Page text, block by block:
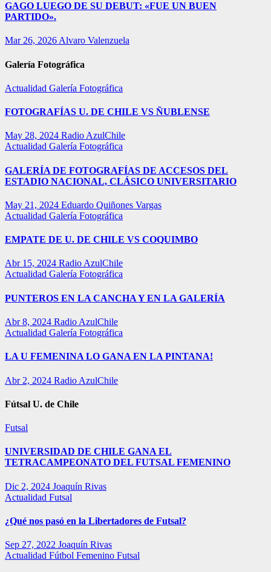
GAGO LUEGO DE SU DEBUT: «FUE UN BUEN
PARTIDO».
Mar 26, 2026 Alvaro Valenzuela
Galería Fotográfica
Actualidad Galería Fotográfica
FOTOGRAFÍAS U. DE CHILE VS ÑUBLENSE
May 28, 2024 Radio AzulChile
Actualidad Galería Fotográfica
GALERÍA DE FOTOGRAFÍAS DE ACCESOS DEL
ESTADIO NACIONAL, CLÁSICO UNIVERSITARIO
May 21, 2024 Eduardo Quiñones Vargas
Actualidad Galería Fotográfica
EMPATE DE U. DE CHILE VS COQUIMBO
Abr 15, 2024 Radio AzulChile
Actualidad Galería Fotográfica
PUNTEROS EN LA CANCHA Y EN LA GALERÍA
Abr 8, 2024 Radio AzulChile
Actualidad Galería Fotográfica
LA U FEMENINA LO GANA EN LA PINTANA!
Abr 2, 2024 Radio AzulChile
Fútsal U. de Chile
Futsal
UNIVERSIDAD DE CHILE GANA EL
TETRACAMPEONATO DEL FUTSAL FEMENINO
Dic 2, 2024 Joaquín Rivas
Actualidad Futsal
¿Qué nos pasó en la Libertadores de Futsal?
Sep 27, 2022 Joaquín Rivas
Actualidad Fútbol Femenino Futsal